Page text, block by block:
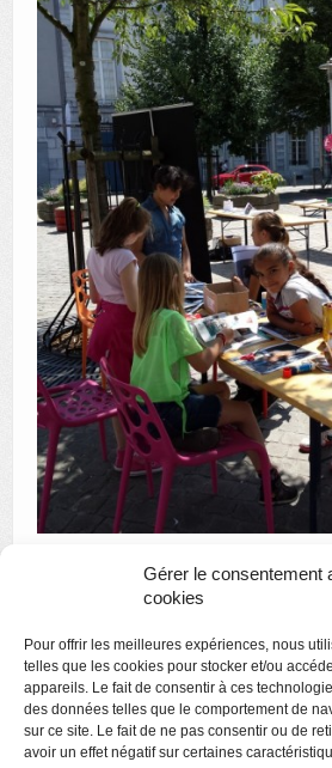
Gérer le consentement
cookies
Pour offrir les meilleures expériences, nous
telles que les cookies pour stocker et/ou
appareils. Le fait de consentir à ces
des données telles que le comportement de
sur ce site. Le fait de ne pas consentir ou de
avoir un effet négatif sur certaines
Visite en famille : d’une demeure à
Apéro
Copyright